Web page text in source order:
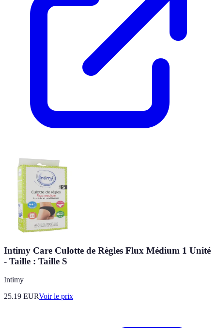
Intimy Care Culotte de Règles Flux Médium 1 Unité
- Taille : Taille S
Intimy
25.19 EURVoir le prix